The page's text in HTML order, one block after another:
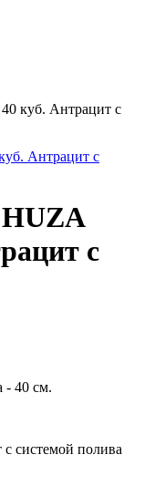
куб. Антрацит с
с
- 40 см.
системой полива